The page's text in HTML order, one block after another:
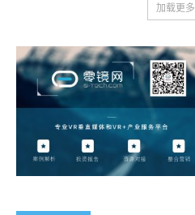
加载更多